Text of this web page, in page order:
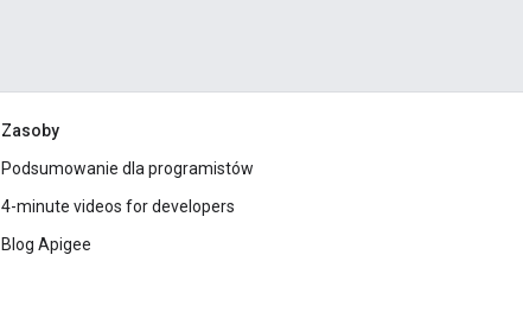
Zasoby
Podsumowanie dla programistów
4-minute videos for developers
Blog Apigee